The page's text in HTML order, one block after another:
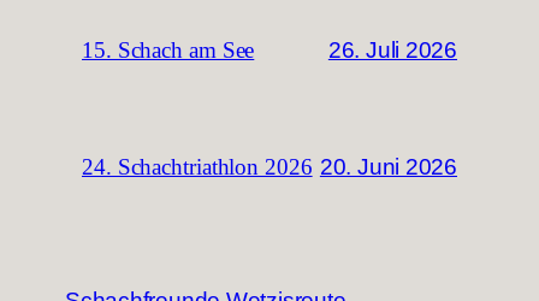
15. Schach am See 26. Juli 2026
24. Schachtriathlon 2026 20. Juni 2026